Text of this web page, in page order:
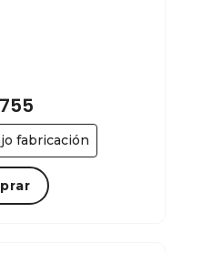
fabricación